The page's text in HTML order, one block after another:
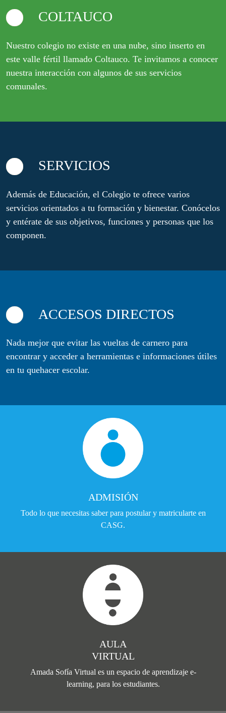
COLTAUCO
Nuestro colegio no existe en una nube, sino inserto en
este valle fértil llamado Coltauco. Te invitamos a conocer
nuestra interacción con algunos de sus servicios
comunales.
SERVICIOS
Además de Educación, el Colegio te ofrece varios
servicios orientados a tu formación y bienestar. Conócelos
y entérate de sus objetivos, funciones y personas que los
componen.
ACCESOS DIRECTOS
Nada mejor que evitar las vueltas de carnero para
encontrar y acceder a herramientas e informaciones útiles
en tu quehacer escolar.
ADMISIÓN
Todo lo que necesitas saber para postular y matricularte en
CASG.
AULA
VIRTUAL
Amada Sofía Virtual es un espacio de aprendizaje e-
learning, para los estudiantes.